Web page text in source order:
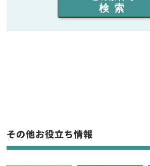
同時通話人数を選ぶ
フリーワード入力(製品名等)
検索
その他お役立ち情報